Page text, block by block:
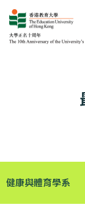
健康與體育學系